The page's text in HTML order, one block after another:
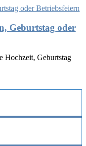
Geburtstag oder
Hochzeit, Geburtstag